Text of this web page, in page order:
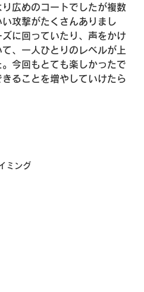
ミング
広めのコートでしたが複数
攻撃がたくさんありまし
に回っていたり、声をかけ
、一人ひとりのレベルが上
今回もとても楽しかったで
ることを増やしていけたら